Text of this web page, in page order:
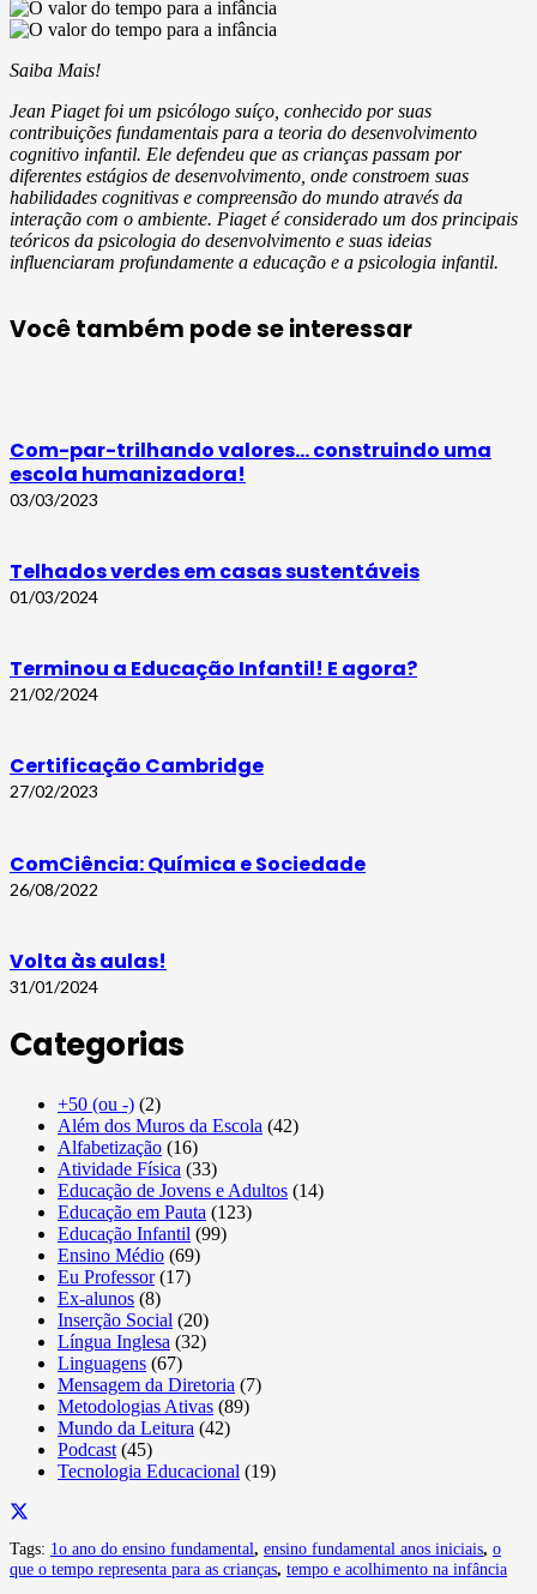
Saiba Mais!
Jean Piaget foi um psicólogo suíço, conhecido por suas
contribuições fundamentais para a teoria do desenvolvimento
cognitivo infantil. Ele defendeu que as crianças passam por
diferentes estágios de desenvolvimento, onde constroem suas
habilidades cognitivas e compreensão do mundo através da
interação com o ambiente. Piaget é considerado um dos principais
teóricos da psicologia do desenvolvimento e suas ideias
influenciaram profundamente a educação e a psicologia infantil.
Você também pode se interessar
Com-par-trilhando valores… construindo uma
escola humanizadora!
03/03/2023
Telhados verdes em casas sustentáveis
01/03/2024
Terminou a Educação Infantil! E agora?
21/02/2024
Certificação Cambridge
27/02/2023
ComCiência: Química e Sociedade
26/08/2022
Volta às aulas!
31/01/2024
Categorias
+50 (ou -) (2)
Além dos Muros da Escola (42)
Alfabetização (16)
Atividade Física (33)
Educação de Jovens e Adultos (14)
Educação em Pauta (123)
Educação Infantil (99)
Ensino Médio (69)
Eu Professor(17)
Ex-alunos (8)
Inserção Social (20)
Língua Inglesa (32)
Linguagens (67)
Mensagem da Diretoria (7)
Metodologias Ativas (89)
Mundo da Leitura (42)
Podcast (45)
Tecnologia Educacional (19)
Tags: 1o ano do ensino fundamental, ensino fundamental anos iniciais, o
que o tempo representa para as crianças, tempo e acolhimento na infância